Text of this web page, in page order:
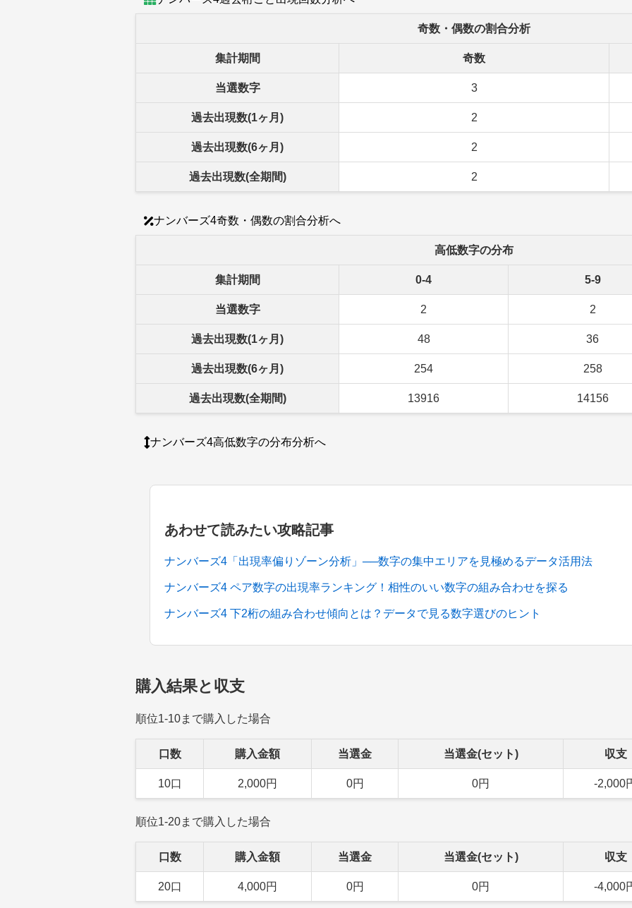
奇数・偶数の割合分析
集計期間 奇数
当選数字 3
過去出現数(1ヶ月) 2
過去出現数(6ヶ月) 2
過去出現数(全期間) 2
ナンバーズ4奇数・偶数の割合分析へ
高低数字の分布
集計期間 0-4 5-9
当選数字 2 2
過去出現数(1ヶ月) 48 36
過去出現数(6ヶ月) 254 258
過去出現数(全期間) 13916 14156
ナンバーズ4高低数字の分布分析へ
あわせて読みたい攻略記事
ナンバーズ4「出現率偏りゾーン分析」──数字の集中エリアを見極めるデータ活用法
ナンバーズ4 ペア数字の出現率ランキング！相性のいい数字の組み合わせを探る
ナンバーズ4 下2桁の組み合わせ傾向とは？データで見る数字選びのヒント
購入結果と収支
順位1-10まで購入した場合
口数 購入金額 当選金 当選金(セット) 収支
10口 2,000円 0円 0円 -2,000
順位1-20まで購入した場合
口数 購入金額 当選金 当選金(セット) 収支
20口 4,000円 0円 0円 -4,000